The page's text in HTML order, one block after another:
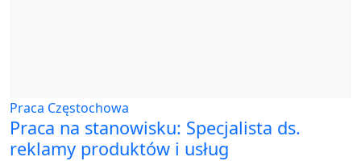
Praca Częstochowa
Praca na stanowisku: Specjalista ds.
reklamy produktów i usług